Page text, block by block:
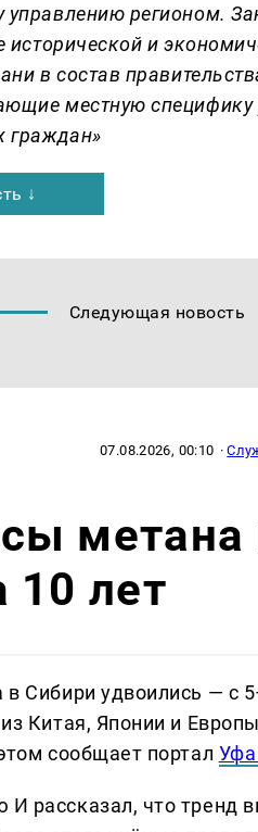
регионом.
и
в состав
местную специфику
граждан»
↓
Следующая новость
07.08.2026, 00:10 ·
метана
10 лет
Сибири удвоились — с
Китая, Японии и
сообщает портал Уфа
рассказал, что тренд